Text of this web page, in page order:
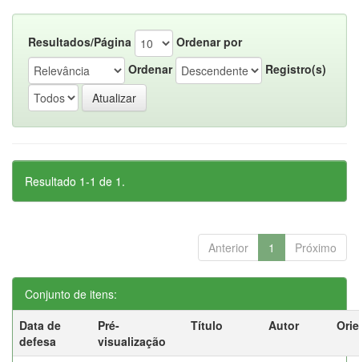
Resultados/Página
Ordenar por
Ordenar
Registro(s)
Resultado 1-1 de 1.
Anterior 1 Próximo
Conjunto de itens:
Data de
defesa
Pré-
visualização
Título Autor